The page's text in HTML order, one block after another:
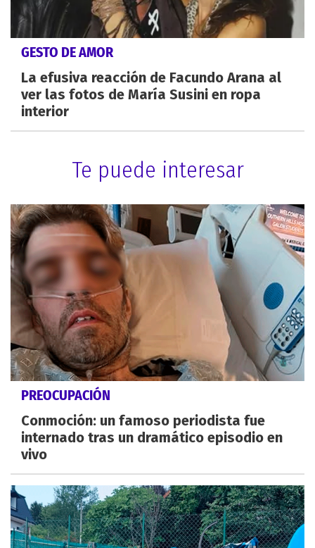
GESTO DE AMOR
La efusiva reacción de Facundo Arana al
ver las fotos de María Susini en ropa
interior
Te puede interesar
PREOCUPACIÓN
Conmoción: un famoso periodista fue
internado tras un dramático episodio en
vivo